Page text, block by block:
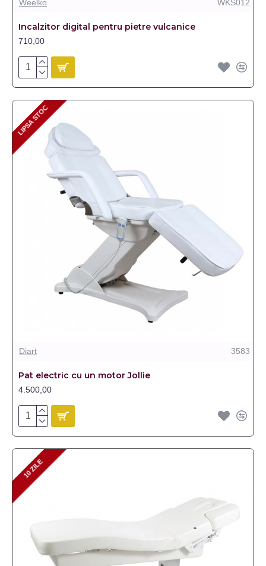
Weelko WKS012
Incalzitor digital pentru pietre vulcanice
710,00
LIPSA STOC
LIPSA STOC
Diart 3583
Pat electric cu un motor Jollie
4.500,00
10 ZILE
10 ZILE